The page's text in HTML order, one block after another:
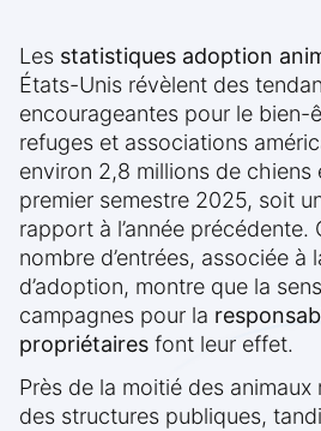
Les statistiques adoption
États-Unis révèlent des
encourageantes pour le bien-
refuges et associations
environ 2,8 millions de chiens
premier semestre 2025, soit
rapport à l’année
nombre d’entrées, associée à
d’adoption, montre que la
campagnes pour la
propriétaires font leur effet.
Près de la moitié des
des structures publiques,